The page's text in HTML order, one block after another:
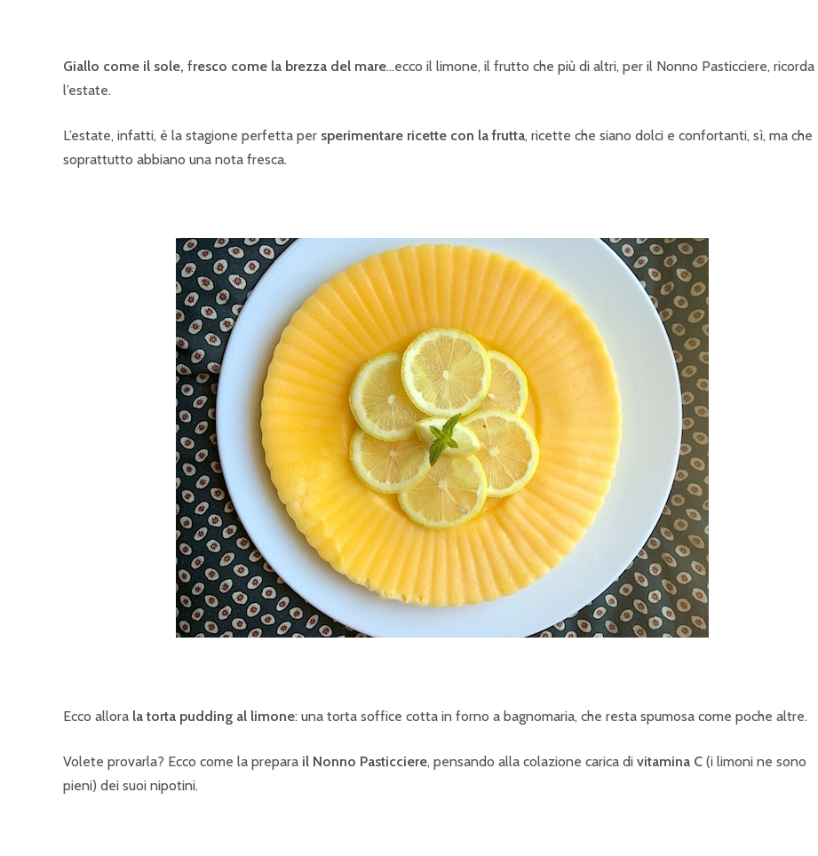
Giallo come il sole, fresco come la brezza del mare…ecco il limone, il frutto che più di altri, per il Nonno Pasticciere, ricorda
l’estate.
L’estate, infatti, è la stagione perfetta per sperimentare ricette con la frutta, ricette che siano dolci e confortanti, sì, ma che
soprattutto abbiano una nota fresca.
Ecco allora la torta pudding al limone: una torta soffice cotta in forno a bagnomaria, che resta spumosa come poche altre.
Volete provarla? Ecco come la prepara il Nonno Pasticciere, pensando alla colazione carica di vitamina C (i limoni ne sono
pieni) dei suoi nipotini.